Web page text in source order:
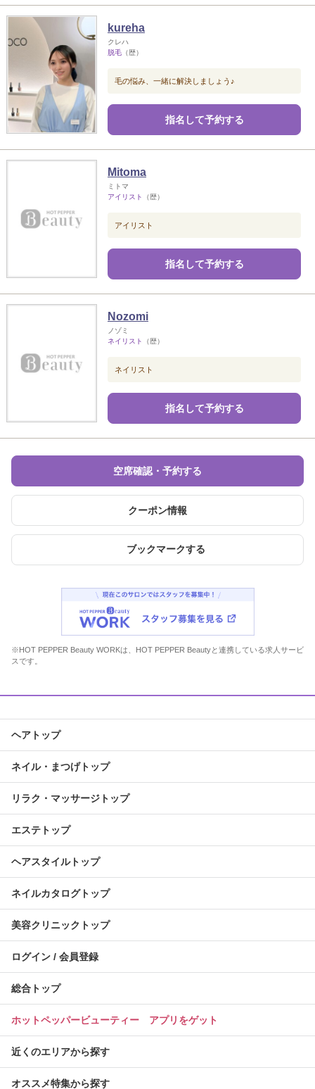
kureha
クレハ
脱毛 （歴）
毛の悩み、一緒に解決しましょう♪
指名して予約する
Mitoma
ミトマ
アイリスト
（歴）
アイリスト
指名して予約する
Nozomi
ノゾミ
ネイリスト
（歴）
ネイリスト
指名して予約する
空席確認・予約する
クーポン情報
ブックマークする
※HOT PEPPER Beauty WORKは、HOT PEPPER Beautyと連携している求人サービ
スです。
ヘアトップ
ネイル・まつげトップ
リラク・マッサージトップ
エステトップ
ヘアスタイルトップ
ネイルカタログトップ
美容クリニックトップ
ログイン / 会員登録
総合トップ
ホットペッパービューティー アプリをゲット
近くのエリアから探す
オススメ特集から探す